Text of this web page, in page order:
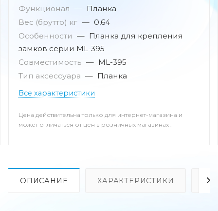
Функционал — Планка
Вес (брутто) кг — 0,64
Особенности — Планка для крепления
замков серии ML-395
Совместимость — ML-395
Тип аксессуара — Планка
Все характеристики
Цена действительна только для интернет-магазина и
может отличаться от цен в розничных магазинах .
ОПИСАНИЕ ХАРАКТЕРИСТИКИ